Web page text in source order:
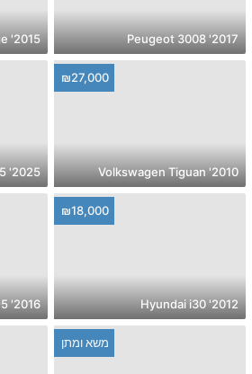
2017' Peugeot 3008
2015' Mitsubishi Attrage
₪27,000
2010' Volkswagen Tiguan
2025' Mazda CX-5
₪18,000
2012' Hyundai i30
2016' Audi Q5
משא ומתן